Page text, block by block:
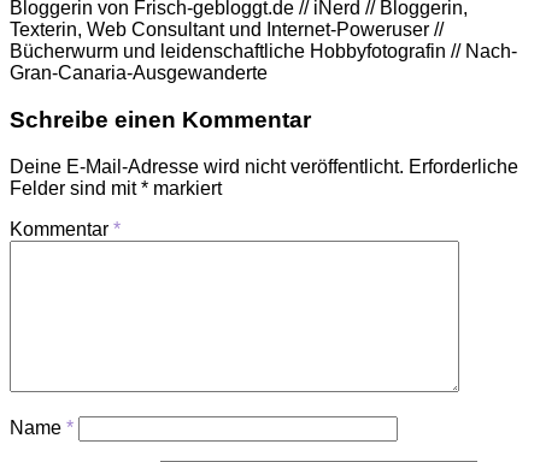
Bloggerin von Frisch-gebloggt.de // iNerd // Bloggerin,
Texterin, Web Consultant und Internet-Poweruser //
Bücherwurm und leidenschaftliche Hobbyfotografin // Nach-
Gran-Canaria-Ausgewanderte
Schreibe einen Kommentar
Deine E-Mail-Adresse wird nicht veröffentlicht. Erforderliche
Felder sind mit* markiert
Kommentar *
Name *